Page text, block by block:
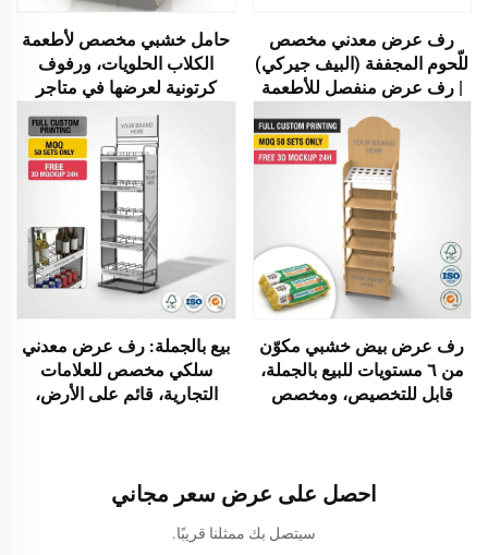
حامل خشبي مخصص لأطعمة
الكلاب الحلويات، ورفوف
كرتونية لعرضها في متاجر
الحيوانات الأليفة ومتاجر
التجزئة
رف عرض معدني مخصص
للّحوم المجففة (البيف جيركي)
| رف عرض منفصل للأطعمة
رف عرض لمتاجر التجزئة
بيع بالجملة: رف عرض معدني
سلكي مخصص للعلامات
التجارية، قائم على الأرض،
رف ترويجي
رف عرض بيض خشبي مكوّن
من ٦ مستويات للبيع بالجملة،
قابل للتخصيص، ومخصص
ورف خشبي أرضي لمتاجر
احصل على عرض سعر مجاني
سيتصل بك ممثلنا قريبًا.